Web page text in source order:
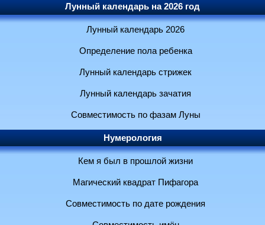
Лунный календарь на 2026 год
Лунный календарь 2026
Определение пола ребенка
Лунный календарь стрижек
Лунный календарь зачатия
Совместимость по фазам Луны
Нумерология
Кем я был в прошлой жизни
Магический квадрат Пифагора
Совместимость по дате рождения